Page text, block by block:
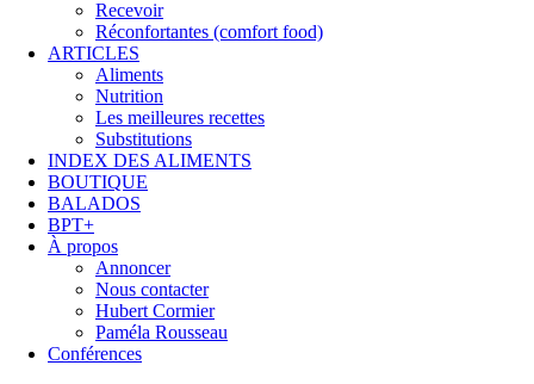
Recevoir
Réconfortantes (comfort food)
ARTICLES
Aliments
Nutrition
Les meilleures recettes
Substitutions
INDEX DES ALIMENTS
BOUTIQUE
BALADOS
BPT+
À propos
Annoncer
Nous contacter
Hubert Cormier
Paméla Rousseau
Conférences